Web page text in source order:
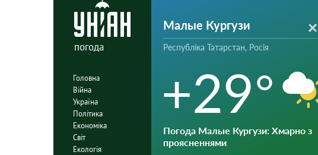
погода
Головна
Війна
Україна
Політика
Економіка
Світ
Екологія
Малые Кургузи
Республіка Татарстан, Росія
+29°
Погода Малые Кургузи: Хмарно з
проясненнями